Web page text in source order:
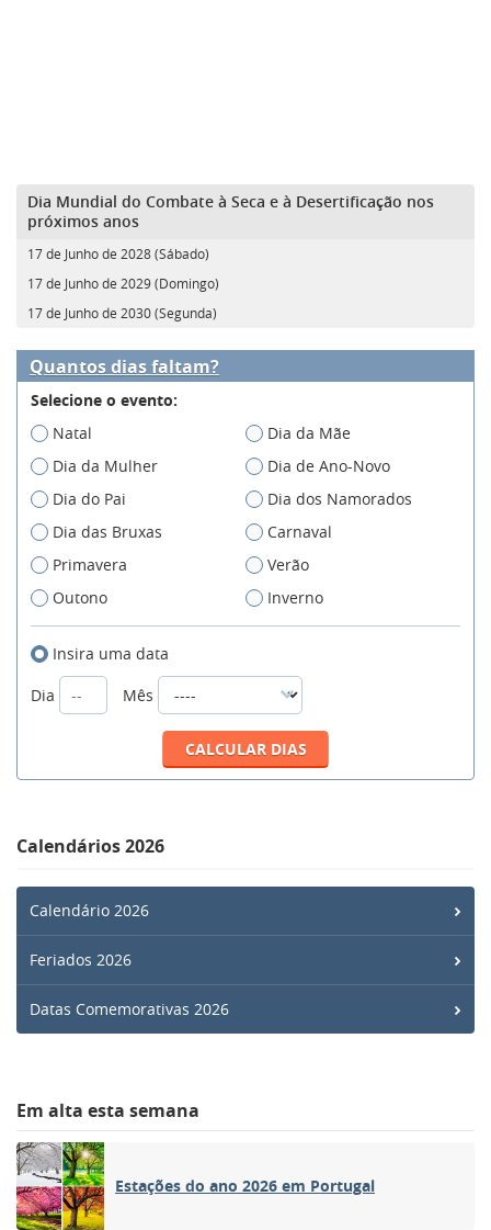
Dia Mundial do Combate à Seca e à Desertificação nos
próximos anos
17 de Junho de 2028 (Sábado)
17 de Junho de 2029 (Domingo)
17 de Junho de 2030 (Segunda)
Quantos dias faltam?
Selecione o evento:
Natal
Dia da Mãe
Dia da Mulher
Dia de Ano-Novo
Dia do Pai
Dia dos Namorados
Dia das Bruxas
Carnaval
Primavera
Verão
Outono
Inverno
Insira uma data
Dia
Mês
Calendários 2026
Calendário 2026
Feriados 2026
Datas Comemorativas 2026
Em alta esta semana
Estações do ano 2026 em Portugal